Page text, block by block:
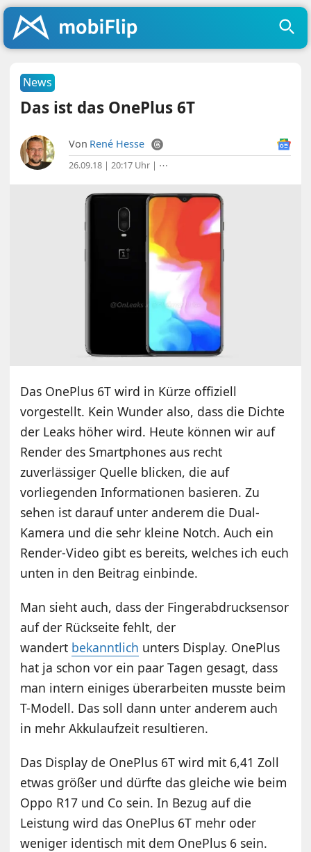
News
Das ist das OnePlus 6T
Von René Hesse
26.09.18 | 20:17 Uhr | ⋯
Das OnePlus 6T wird in Kürze offiziell
vorgestellt. Kein Wunder also, dass die Dichte
der Leaks höher wird. Heute können wir auf
Render des Smartphones aus recht
zuverlässiger Quelle blicken, die auf
vorliegenden Informationen basieren. Zu
sehen ist darauf unter anderem die Dual-
Kamera und die sehr kleine Notch. Auch ein
Render-Video gibt es bereits, welches ich euch
unten in den Beitrag einbinde.
Man sieht auch, dass der Fingerabdrucksensor
auf der Rückseite fehlt, der
wandert bekanntlich unters Display. OnePlus
hat ja schon vor ein paar Tagen gesagt, dass
man intern einiges überarbeiten musste beim
T-Modell. Das soll dann unter anderem auch
in mehr Akkulaufzeit resultieren.
Das Display de OnePlus 6T wird mit 6,41 Zoll
etwas größer und dürfte das gleiche wie beim
Oppo R17 und Co sein. In Bezug auf die
Leistung wird das OnePlus 6T mehr oder
weniger identisch mit dem OnePlus 6 sein.